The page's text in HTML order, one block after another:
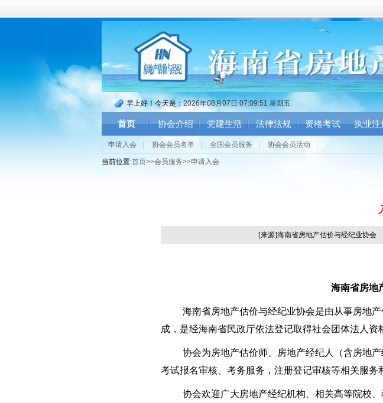
早上好！今天是：2026年08月07日 07:09:51 星期五
首页 协会介绍 党建生活 法律法规 资格考试 执业注
申请入会 协会会员名单 全国会员服务 协会会员活动
当前位置:首页>>会员服务>>申请入会
[来源]海南省房地产估价与经纪业协会
海南省房地
海南省房地产估价与经纪业协会是由从事房地
成，是经海南省民政厅依法登记取得社会团体法人资
协会为房地产估价师、房地产经纪人（含房地
考试报名审核、考务服务，注册登记审核等相关服务
协会欢迎广大房地产经纪机构、相关高等院校